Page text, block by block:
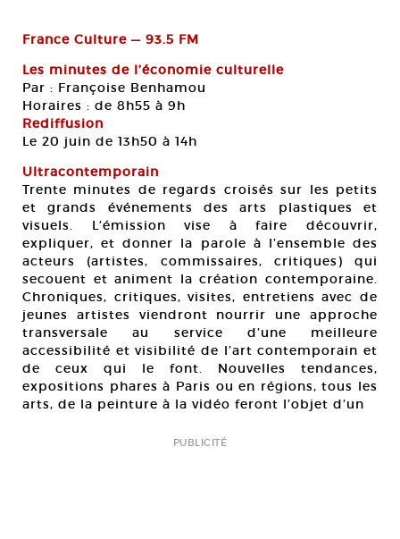
France Culture — 93.5 FM
Les minutes de l’économie culturelle
Par : Françoise Benhamou
Horaires : de 8h55 à 9h
Rediffusion
Le 20 juin de 13h50 à 14h
Ultracontemporain
Trente minutes de regards croisés sur les petits
et grands événements des arts plastiques et
visuels. L’émission vise à faire découvrir,
expliquer, et donner la parole à l’ensemble des
acteurs (artistes, commissaires, critiques) qui
secouent et animent la création contemporaine.
Chroniques, critiques, visites, entretiens avec de
jeunes artistes viendront nourrir une approche
transversale au service d’une meilleure
accessibilité et visibilité de l’art contemporain et
de ceux qui le font. Nouvelles tendances,
expositions phares à Paris ou en régions, tous les
arts, de la peinture à la vidéo feront l’objet d’un
PUBLICITÉ